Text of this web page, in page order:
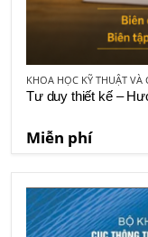
KHOA HỌC KỸ THUẬT VÀ
Tư duy thiết kế –
Miễn phí